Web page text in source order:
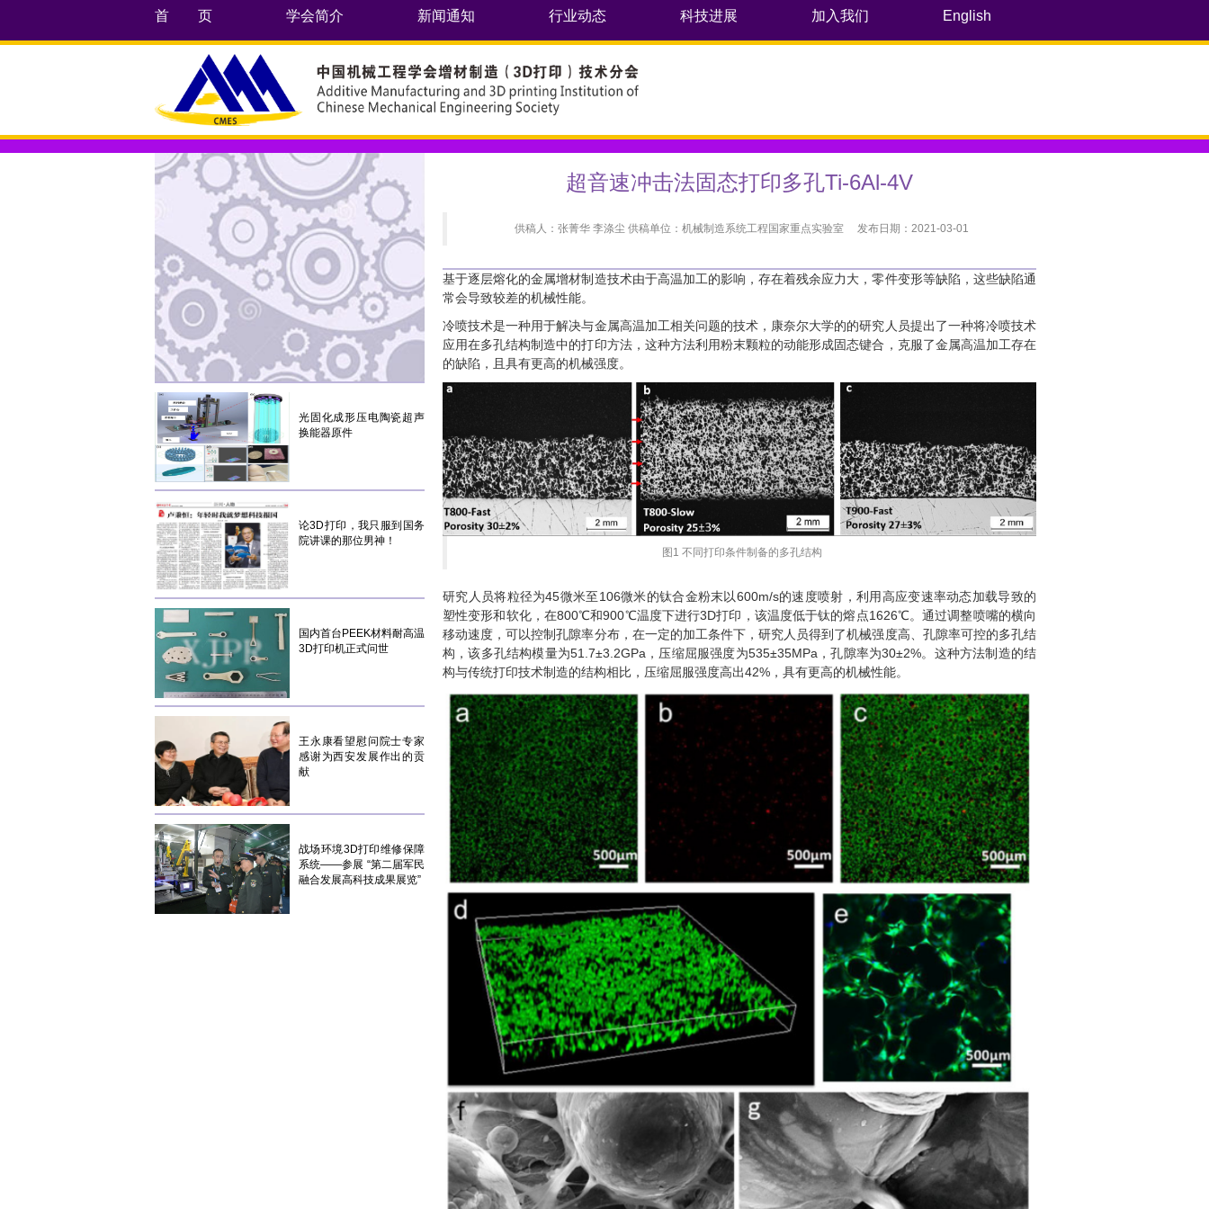
首 页 学会简介 新闻通知 行业动态 科技进展 加入我们 English
光固化成形压电陶瓷超声
换能器原件
论3D打印，我只服到国务
院讲课的那位男神！
国内首台PEEK材料耐高温
3D打印机正式问世
王永康看望慰问院士专家
感谢为西安发展作出的贡
献
战场环境3D打印维修保障
系统——参展 “第二届军民
融合发展高科技成果展览”
超音速冲击法固态打印多孔Ti-6Al-4V
供稿人：张菁华 李涤尘 供稿单位：机械制造系统工程国家重点实验室 发布日期：2021-03-01
基于逐层熔化的金属增材制造技术由于高温加工的影响，存在着残余应力大，零件变形等缺陷，这些缺陷通
常会导致较差的机械性能。
冷喷技术是一种用于解决与金属高温加工相关问题的技术，康奈尔大学的的研究人员提出了一种将冷喷技术
应用在多孔结构制造中的打印方法，这种方法利用粉末颗粒的动能形成固态键合，克服了金属高温加工存在
的缺陷，且具有更高的机械强度。
图1 不同打印条件制备的多孔结构
研究人员将粒径为45微米至106微米的钛合金粉末以600m/s的速度喷射，利用高应变速率动态加载导致的
塑性变形和软化，在800℃和900℃温度下进行3D打印，该温度低于钛的熔点1626℃。通过调整喷嘴的横向
移动速度，可以控制孔隙率分布，在一定的加工条件下，研究人员得到了机械强度高、孔隙率可控的多孔结
构，该多孔结构模量为51.7±3.2GPa，压缩屈服强度为535±35MPa，孔隙率为30±2%。这种方法制造的结
构与传统打印技术制造的结构相比，压缩屈服强度高出42%，具有更高的机械性能。